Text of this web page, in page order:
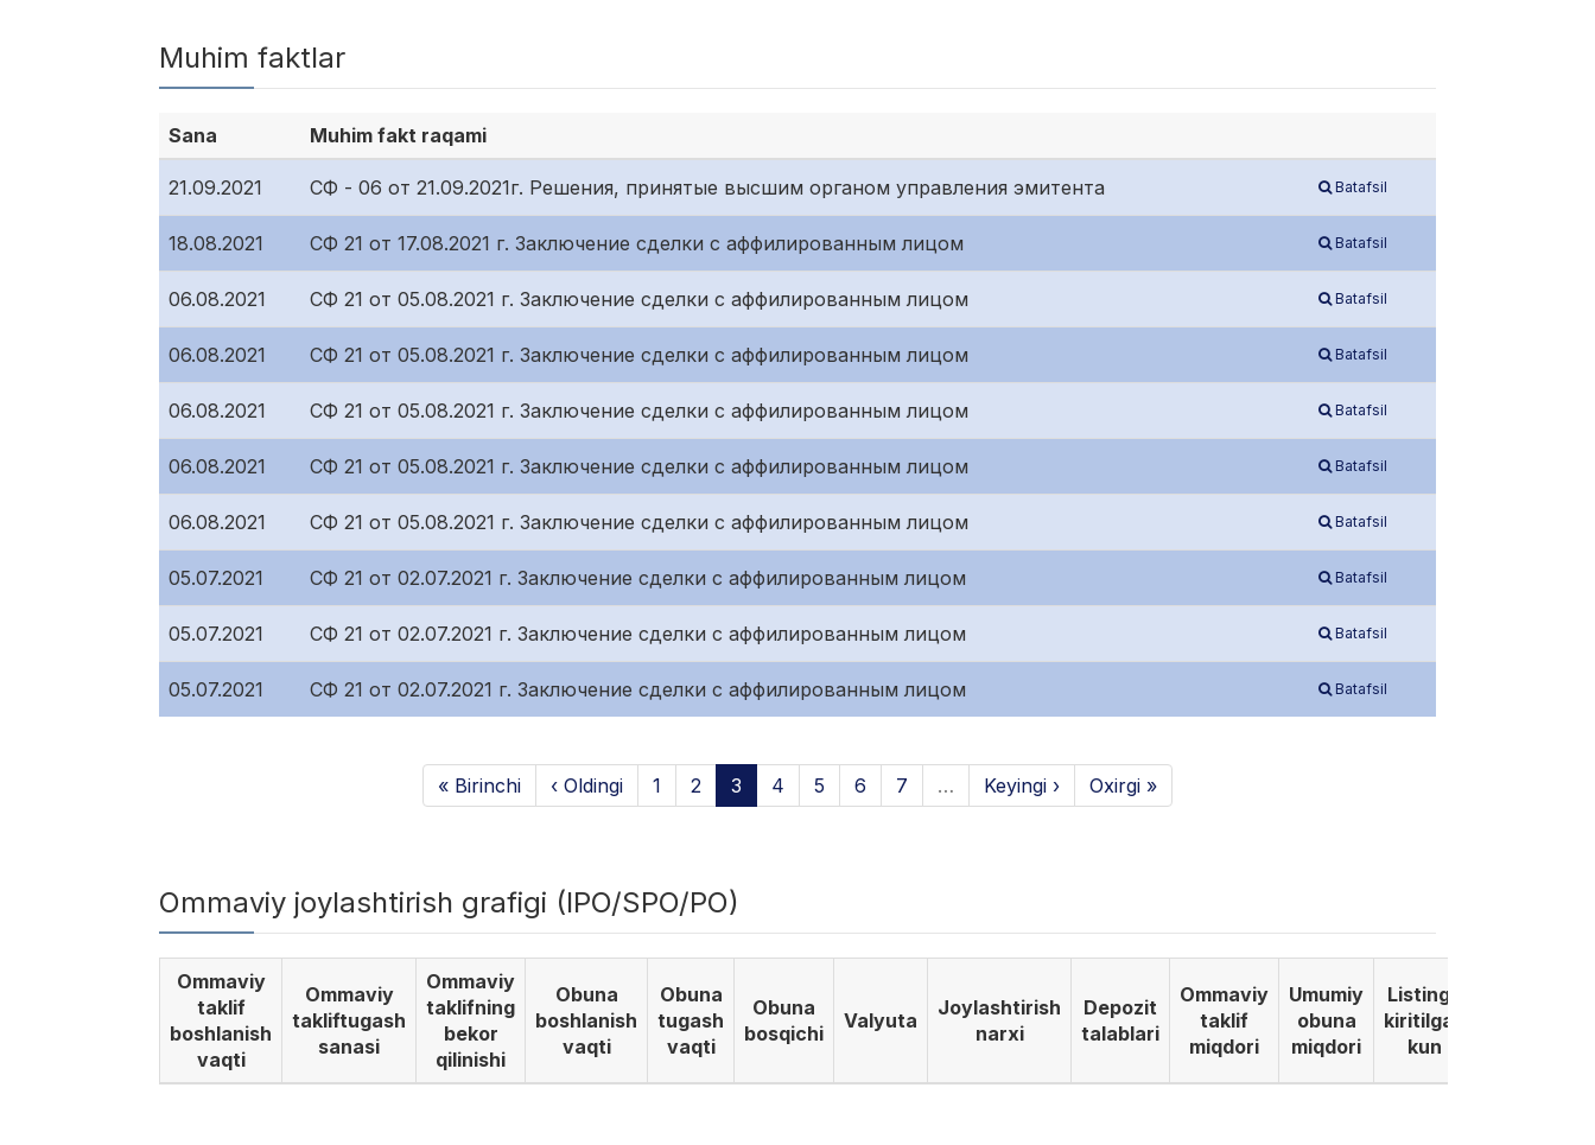
Muhim faktlar
Sana Muhim fakt raqami
21.09.2021 СФ - 06 от 21.09.2021г. Решения, принятые высшим органом управления эмитента Batafsil
18.08.2021 СФ 21 от 17.08.2021 г. Заключение сделки с аффилированным лицом Batafsil
06.08.2021 СФ 21 от 05.08.2021 г. Заключение сделки с аффилированным лицом Batafsil
06.08.2021 СФ 21 от 05.08.2021 г. Заключение сделки с аффилированным лицом Batafsil
06.08.2021 СФ 21 от 05.08.2021 г. Заключение сделки с аффилированным лицом Batafsil
06.08.2021 СФ 21 от 05.08.2021 г. Заключение сделки с аффилированным лицом Batafsil
06.08.2021 СФ 21 от 05.08.2021 г. Заключение сделки с аффилированным лицом Batafsil
05.07.2021 СФ 21 от 02.07.2021 г. Заключение сделки с аффилированным лицом Batafsil
05.07.2021 СФ 21 от 02.07.2021 г. Заключение сделки с аффилированным лицом Batafsil
05.07.2021 СФ 21 от 02.07.2021 г. Заключение сделки с аффилированным лицом Batafsil
« Birinchi ‹ Oldingi 1 2 3 4 5 6 7 … Keyingi › Oxirgi »
Ommaviy joylashtirish grafigi (IPO/SPO/PO)
Ommaviy
taklif
boshlanish
vaqti
Ommaviy
takliftugash
sanasi
Ommaviy
taklifning
bekor
qilinishi
Obuna
boshlanish
vaqti
Obuna
tugash
vaqti
Obuna
bosqichi
Valyuta
Joylashtirish
narxi
Depozit
talablari
Ommaviy
taklif
miqdori
Umumiy
obuna
miqdori
Listinga
kiritilgan
kun